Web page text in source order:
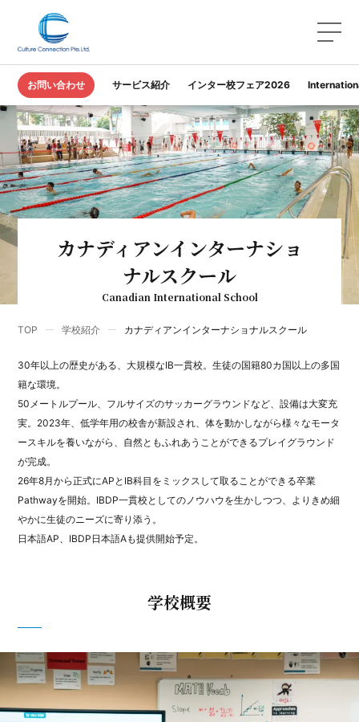
お問い合わせ サービス紹介 インター校フェア2026
カナディアンインターナショ
ナルスクール
Canadian International School
TOP 学校紹介 カナディアンインターナショナルスクール
30年以上の歴史がある、大規模なIB一貫校。生徒の国籍80カ国以上の多国
籍な環境。
50メートルプール、フルサイズのサッカーグラウンドなど、設備は大変充
実。2023年、低学年用の校舎が新設され、体を動かしながら様々なモータ
ースキルを養いながら、自然ともふれあうことができるプレイグラウンド
が完成。
26年8月から正式にAPとIB科目をミックスして取ることができる卒業
Pathwayを開始。IBDP一貫校としてのノウハウを生かしつつ、よりきめ細
やかに生徒のニーズに寄り添う。
日本語AP、IBDP日本語Aも提供開始予定。
学校概要